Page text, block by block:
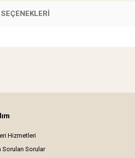
Hizmetleri
Sorulan Sorular